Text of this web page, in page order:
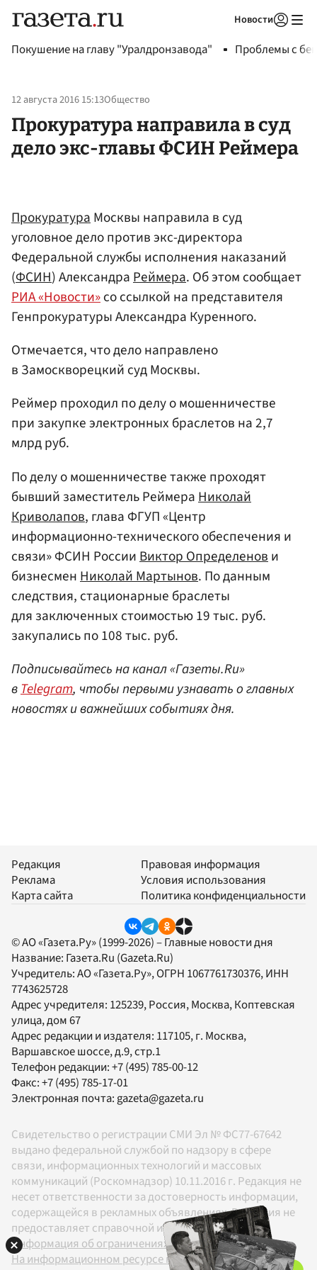
Новости
Покушение на главу "Уралдронзавода" Проблемы с
12 августа 2016 15:13Общество
Прокуратура направила в суд
дело экс-главы ФСИН Реймера
ПрокуратураМосквы направила в суд
уголовное дело против экс-директора
Федеральной службы исполнения наказаний
(ФСИН) АлександраРеймера. Об этом сообщает
РИА «Новости»со ссылкой на представителя
Генпрокуратуры Александра Куренного.
Отмечается, что дело направлено
в Замоскворецкий суд Москвы.
Реймер проходил по делу о мошенничестве
при закупке электронных браслетов на 2,7
млрд руб.
По делу о мошенничестве также проходят
бывший заместитель Реймера Николай
Криволапов, глава ФГУП «Центр
информационно-технического обеспечения и
связи» ФСИН России Виктор Определенов и
бизнесмен Николай Мартынов. По данным
следствия, стационарные браслеты
для заключенных стоимостью 19 тыс. руб.
закупались по 108 тыс. руб.
Подписывайтесь на канал «Газеты.Ru»
вTelegram, чтобы первыми узнавать о главных
новостях и важнейших событиях дня.
Редакция
Реклама
Карта сайта
Правовая информация
Условия использования
Политика конфиденциальности
© АО «Газета.Ру» (1999-2026) – Главные новости дня
Название: Газета.Ru (Gazeta.Ru)
Учредитель:АО «Газета.Ру», ОГРН 1067761730376, ИНН
7743625728
Адрес учредителя: 125239, Россия, Москва, Коптевская
улица, дом 67
Адрес редакции и издателя: 117105, г. Москва,
Варшавское шоссе, д.9, стр.1
Телефон редакции:+7 (495) 785-00-12
Факс:+7 (495) 785-17-01
Электронная почта:gazeta@gazeta.ru
Свидетельство о регистрации СМИ Эл № ФС77-67642
выдано федеральной службой по надзору в сфере
связи, информационных технологий и массовых
коммуникаций (Роскомнадзор) 10.11.2016 г. Редакция не
несет ответственности за достоверность информации,
содержащейся в рекламных объявлениях. Редакция не
предоставляет справочной информации.
Информация об ограничениях
На информационном ресурсе применяются